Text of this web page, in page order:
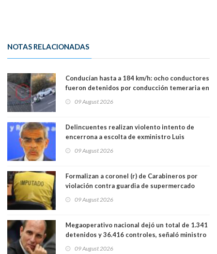
NOTAS RELACIONADAS
Conducían hasta a 184 km/h: ocho conductores
fueron detenidos por conducción temeraria en
09 August 2026
Delincuentes realizan violento intento de
encerrona a escolta de exministro Luis
Lo Espejo
09 August 2026
Formalizan a coronel (r) de Carabineros por
violación contra guardia de supermercado
09 August 2026
Megaoperativo nacional dejó un total de 1.341
detenidos y 36.416 controles, señaló ministro
09 August 2026